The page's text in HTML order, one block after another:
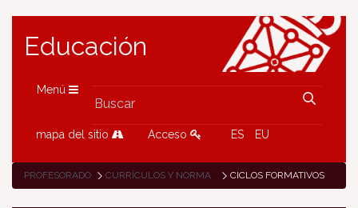
Educación
Menú
mapa del sitio Acceso ES EU
PROFESORADO CURRÍCULOS Y NORMATIVA CICLOS FORMATIVOS